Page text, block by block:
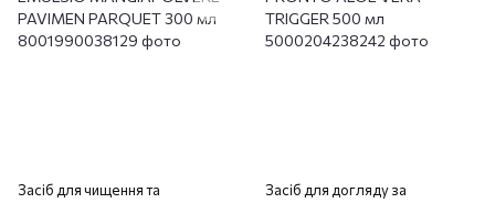
Засіб для чищення та
Засіб для догляду за